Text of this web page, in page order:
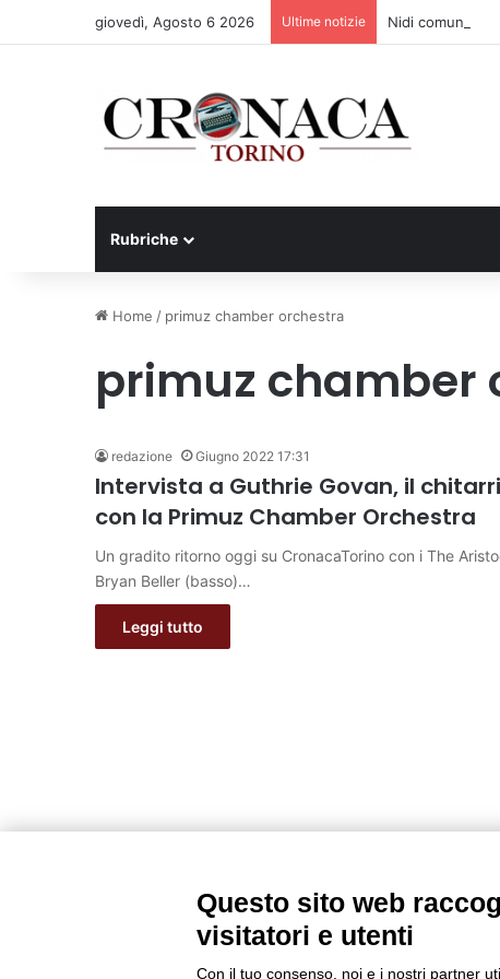
giovedì, Agosto 6 2026 Ultime notizie Nidi comunali:
Rubriche
Home / primuz chamber orchestra
primuz chamber
redazione Giugno 2022 17:31
Intervista a Guthrie Govan, il
con la Primuz Chamber Orchestra
Un gradito ritorno oggi su CronacaTorino con i The
Bryan Beller (basso)…
Leggi tutto
Questo sito web
visitatori e utenti
Con il tuo consenso, noi e i nostri partner